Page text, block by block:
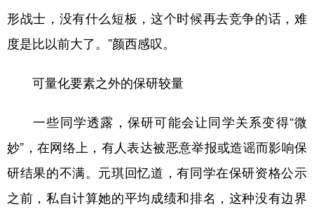
形战士，没有什么短板，这个时候再去竞争的话，难
度是比以前大了。”颜西感叹。
可量化要素之外的保研较量
一些同学透露，保研可能会让同学关系变得“微
妙”，在网络上，有人表达被恶意举报或造谣而影响保
研结果的不满。元琪回忆道，有同学在保研资格公示
之前，私自计算她的平均成绩和排名，这种没有边界